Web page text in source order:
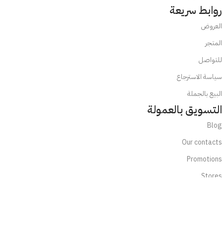
روابط سريعة
العروض
المتجر
للتواصل
سياسة الاسترجاع
البيع بالجملة
التسويق بالعمولة
Blog
Our contacts
Promotions
Stores